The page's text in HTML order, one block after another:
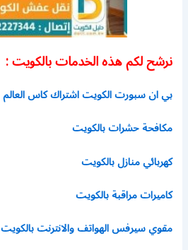
نرشح لكم هذه الخدمات بالكويت :
بي ان سبورت الكويت اشتراك كاس العالم
مكافحة حشرات بالكويت
كهربائي منازل بالكويت
كاميرات مراقبة بالكويت
مقوي سيرفس الهواتف والانترنت بالكويت